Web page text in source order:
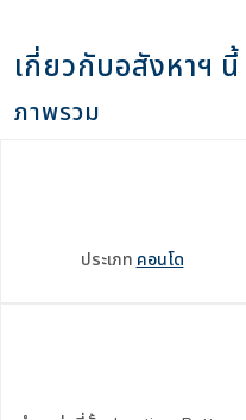
เกี่ยวกับอสังหาฯ นี้
ภาพรวม
ประเภท คอนโด